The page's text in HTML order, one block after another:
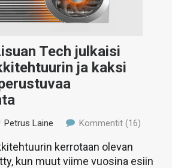
Tech julkaisi
ja kaksi
Petrus Laine Kommentit (16)
kerrotaan olevan
kun muut viime vuosina esiin